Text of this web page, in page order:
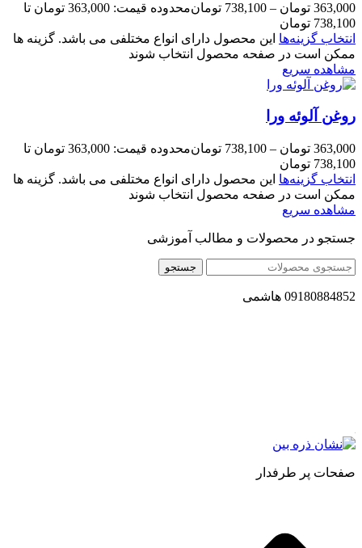
363,000 تومان –
738,100 تومان
محدوده قیمت: 363,000 تومان تا
738,100 تومان
انتخاب گزینه‌ها این محصول دارای انواع مختلفی می باشد. گزینه ها
ممکن است در صفحه محصول انتخاب شوند
مشاهده سریع
روغن آلوئه ورا
363,000 تومان –
738,100 تومان
محدوده قیمت: 363,000 تومان تا
738,100 تومان
انتخاب گزینه‌ها این محصول دارای انواع مختلفی می باشد. گزینه ها
ممکن است در صفحه محصول انتخاب شوند
مشاهده سریع
جستجو در محصولات و مطالب آموزشی
جستجو
09180884852 هاشمی
صفحات پر طرفدار